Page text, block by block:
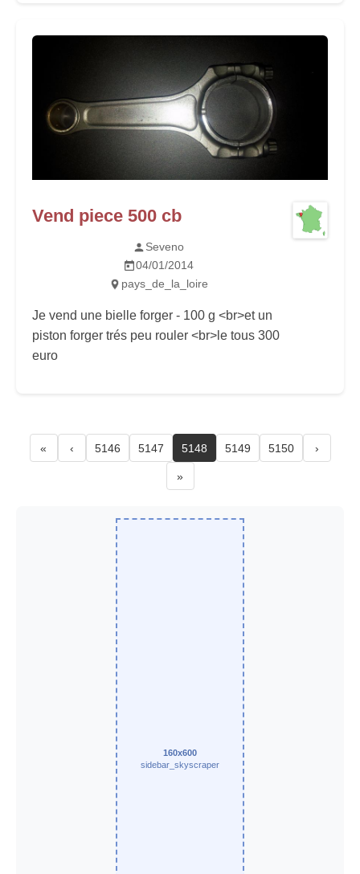
Vend piece 500 cb
Seveno
04/01/2014
pays_de_la_loire
Je vend une bielle forger - 100 g <br>et un
piston forger trés peu rouler <br>le tous 300
euro
« ‹ 5146 5147 5148 5149 5150 ›
»
160x600
sidebar_skyscraper